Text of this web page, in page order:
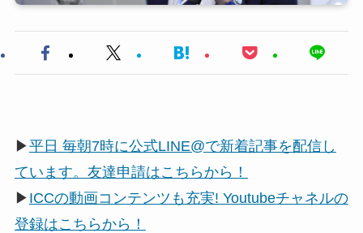
▶平日 毎朝7時に公式LINE@で新着記事を配信し
ています。友達申請はこちらから！
▶ ICCの動画コンテンツも充実! Youtubeチャネルの
登録はこちらから！